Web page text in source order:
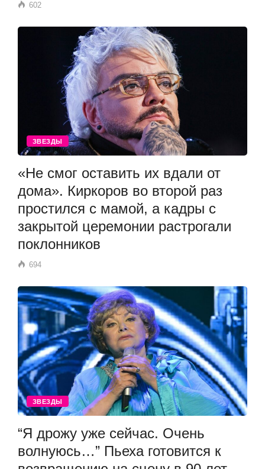
602
ЗВЕЗДЫ
«Не смог оставить их вдали от
дома». Киркоров во второй раз
простился с мамой, а кадры с
закрытой церемонии растрогали
поклонников
694
ЗВЕЗДЫ
“Я дрожу уже сейчас. Очень
волнуюсь…” Пьеха готовится к